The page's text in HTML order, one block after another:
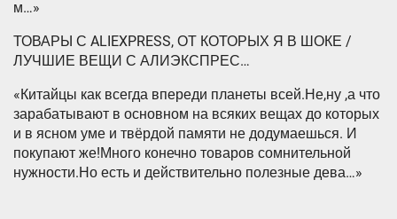
м…»
ТОВАРЫ С ALIEXPRESS, ОТ КОТОРЫХ Я В ШОКЕ /
ЛУЧШИЕ ВЕЩИ С АЛИЭКСПРЕС…
«Китайцы как всегда впереди планеты всей.Не,ну ,а что
зарабатывают в основном на всяких вещах до которых
и в ясном уме и твёрдой памяти не додумаешься. И
покупают же!Много конечно товаров сомнительной
нужности.Но есть и действительно полезные дева…»